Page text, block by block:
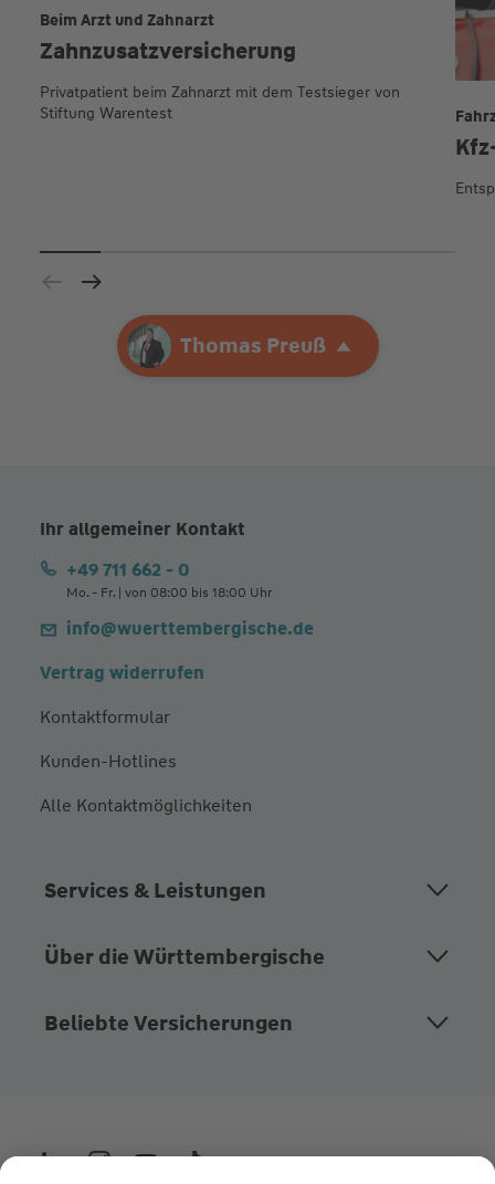
Ihre AgenturThomas Preuß
Thomas Preuß
Zahnzusatz­versicherung
Beim Arzt und Zahnarzt
Privatpatient beim Zahnarzt mit dem Testsieger von
Stiftung Warentest
Ihr allgemeiner Kontakt
+49 711 662 - 0
Mo. - Fr. | von 08:00 bis 18:00 Uhr
info@wuerttembergische.de
Vertrag widerrufen
Kontaktformular
Kunden-Hotlines
Alle Kontaktmöglichkeiten
Services & Leistungen
Über die Württembergische
Beliebte Versicherungen